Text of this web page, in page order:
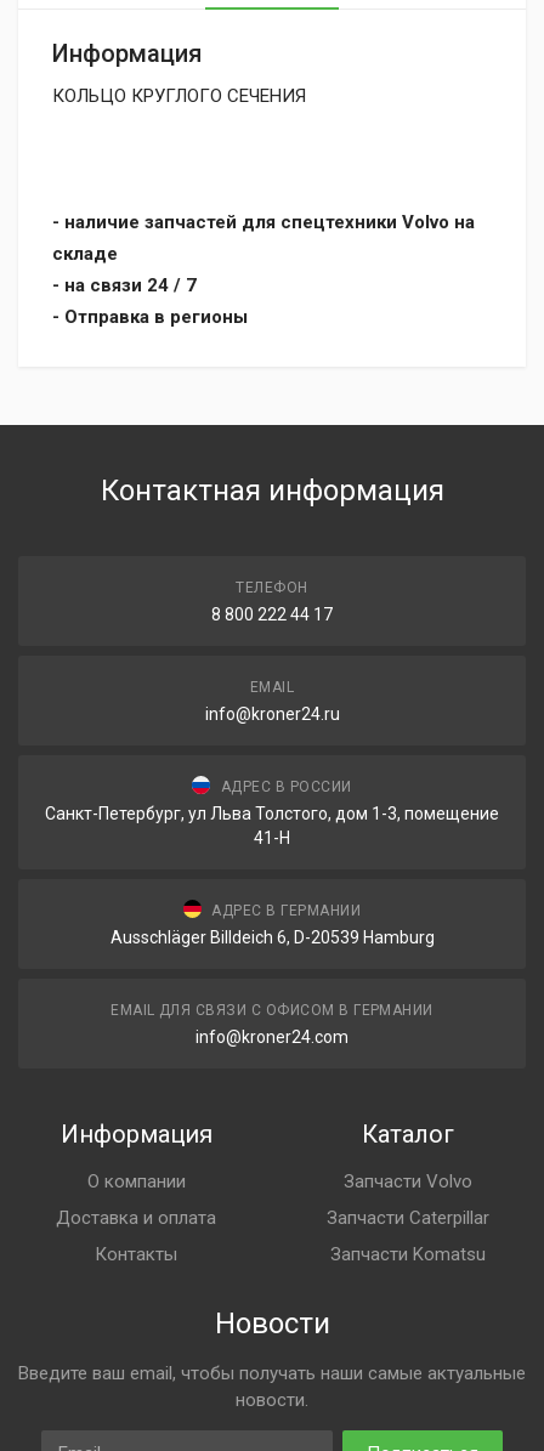
Информация
КОЛЬЦО КРУГЛОГО СЕЧЕНИЯ
- наличие запчастей для спецтехники Volvo на
складе
- на связи 24 / 7
- Отправка в регионы
Контактная информация
ТЕЛЕФОН
8 800 222 44 17
EMAIL
info@kroner24.ru
АДРЕС В РОССИИ
Санкт-Петербург, ул Льва Толстого, дом 1-3, помещение
41-Н
АДРЕС В ГЕРМАНИИ
Ausschläger Billdeich 6, D-20539 Hamburg
EMAIL ДЛЯ СВЯЗИ С ОФИСОМ В ГЕРМАНИИ
info@kroner24.com
Информация
О компании
Доставка и оплата
Контакты
Каталог
Запчасти Volvo
Запчасти Caterpillar
Запчасти Komatsu
Новости
Введите ваш email, чтобы получать наши самые актуальные
новости.
Email